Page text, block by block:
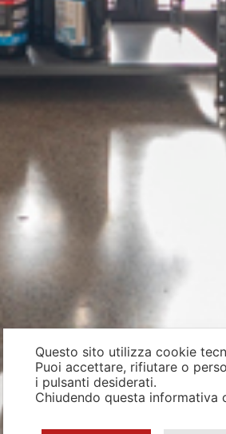
Questo sito utilizza cookie
Puoi accettare, rifiutare o
i pulsanti desiderati.
Chiudendo questa informativa